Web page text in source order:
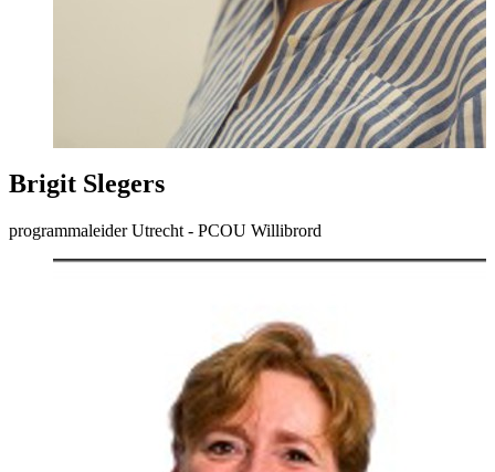
Brigit Slegers
programmaleider Utrecht - PCOU Willibrord